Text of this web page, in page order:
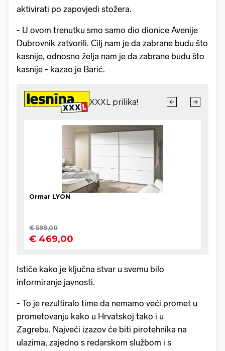
aktivirati po zapovjedi stožera.
- U ovom trenutku smo samo dio dionice Avenije
Dubrovnik zatvorili. Cilj nam je da zabrane budu što
kasnije, odnosno želja nam je da zabrane budu što
kasnije - kazao je Barić.
Ističe kako je ključna stvar u svemu bilo
informiranje javnosti.
- To je rezultiralo time da nemamo veći promet u
prometovanju kako u Hrvatskoj tako i u
Zagrebu. Najveći izazov će biti pirotehnika na
ulazima, zajedno s redarskom službom i s